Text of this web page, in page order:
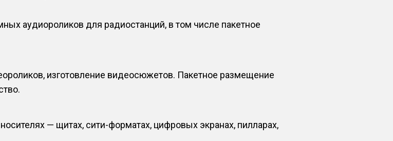
аудиороликов для радиостанций, в том числе пакетное
изготовление видеосюжетов. Пакетное размещение
— щитах, сити-форматах, цифровых экранах, пилларах,